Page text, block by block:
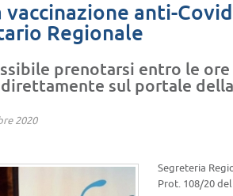
anti-
Regionale
prenotarsi entro le
sul portale
2020
Segreteria
Prot. 108/20